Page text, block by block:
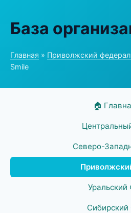
База
Главная » Приволжский
Smile
🏠
Северо-